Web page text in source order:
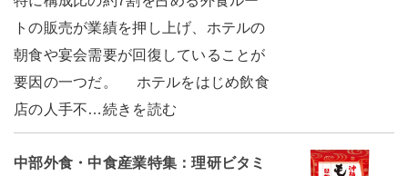
トの販売が業績を押し上げ、ホテルの
朝食や宴会需要が回復していることが
要因の一つだ。 ホテルをはじめ飲食
店の人手不…続きを読む
中部外食・中食産業特集：理研ビタミ